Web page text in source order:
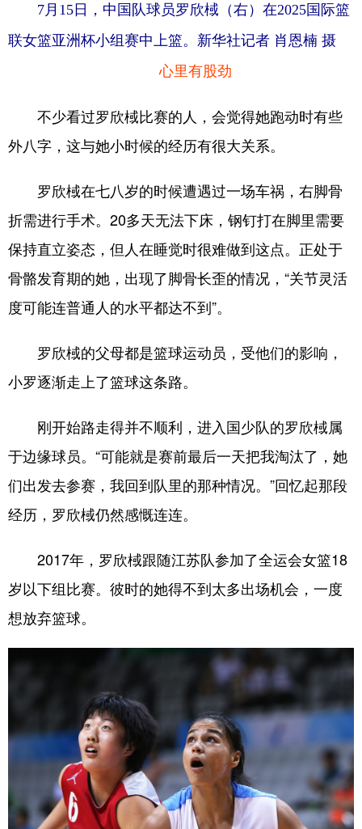
7月15日，中国队球员罗欣棫（右）在2025国际篮
联女篮亚洲杯小组赛中上篮。新华社记者 肖恩楠 摄
心里有股劲
不少看过罗欣棫比赛的人，会觉得她跑动时有些
外八字，这与她小时候的经历有很大关系。
罗欣棫在七八岁的时候遭遇过一场车祸，右脚骨
折需进行手术。20多天无法下床，钢钉打在脚里需要
保持直立姿态，但人在睡觉时很难做到这点。正处于
骨骼发育期的她，出现了脚骨长歪的情况，“关节灵活
度可能连普通人的水平都达不到”。
罗欣棫的父母都是篮球运动员，受他们的影响，
小罗逐渐走上了篮球这条路。
刚开始路走得并不顺利，进入国少队的罗欣棫属
于边缘球员。“可能就是赛前最后一天把我淘汰了，她
们出发去参赛，我回到队里的那种情况。”回忆起那段
经历，罗欣棫仍然感慨连连。
2017年，罗欣棫跟随江苏队参加了全运会女篮18
岁以下组比赛。彼时的她得不到太多出场机会，一度
想放弃篮球。